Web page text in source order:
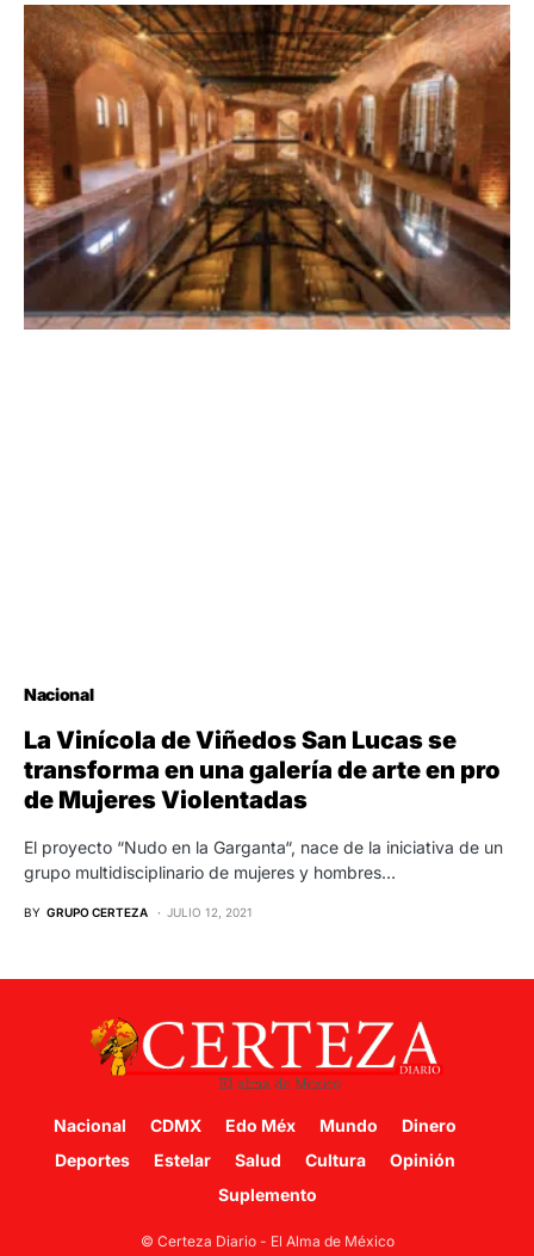
Nacional
La Vinícola de Viñedos San Lucas se
transforma en una galería de arte en pro
de Mujeres Violentadas
El proyecto “Nudo en la Garganta“, nace de la iniciativa de un
grupo multidisciplinario de mujeres y hombres…
BY GRUPO CERTEZA JULIO 12, 2021
Nacional CDMX Edo Méx Mundo
Dinero
Deportes
Estelar Salud Cultura
Opinión
Suplemento
© Certeza Diario - El Alma de México